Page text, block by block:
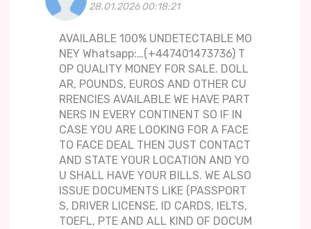
28.01.2026 00:18:21
AVAILABLE 100% UNDETECTABLE MO
NEY Whatsapp:…(+447401473736) T
OP QUALITY MONEY FOR SALE. DOLL
AR, POUNDS, EUROS AND OTHER CU
RRENCIES AVAILABLE WE HAVE PART
NERS IN EVERY CONTINENT SO IF IN
CASE YOU ARE LOOKING FOR A FACE
TO FACE DEAL THEN JUST CONTACT
AND STATE YOUR LOCATION AND YO
U SHALL HAVE YOUR BILLS. WE ALSO
ISSUE DOCUMENTS LIKE (PASSPORT
S, DRIVER LICENSE, ID CARDS, IELTS,
TOEFL, PTE AND ALL KIND OF DOCUM